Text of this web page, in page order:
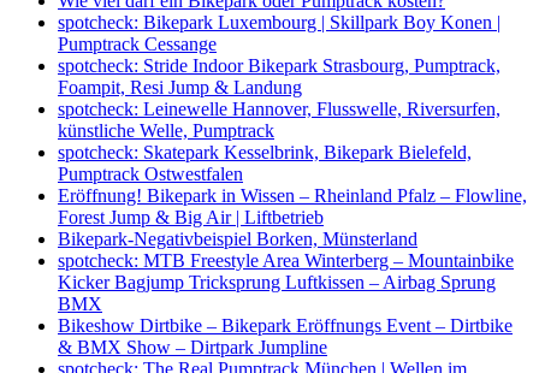
spotcheck: Bikepark Luxembourg | Skillpark Boy Konen |
Pumptrack Cessange
spotcheck: Stride Indoor Bikepark Strasbourg, Pumptrack,
Foampit, Resi Jump & Landung
spotcheck: Leinewelle Hannover, Flusswelle, Riversurfen,
künstliche Welle, Pumptrack
spotcheck: Skatepark Kesselbrink, Bikepark Bielefeld,
Pumptrack Ostwestfalen
Eröffnung! Bikepark in Wissen – Rheinland Pfalz – Flowline,
Forest Jump & Big Air | Liftbetrieb
Bikepark-Negativbeispiel Borken, Münsterland
spotcheck: MTB Freestyle Area Winterberg – Mountainbike
Kicker Bagjump Tricksprung Luftkissen – Airbag Sprung
BMX
Bikeshow Dirtbike – Bikepark Eröffnungs Event – Dirtbike
& BMX Show – Dirtpark Jumpline
spotcheck: The Real Pumptrack München | Wellen im